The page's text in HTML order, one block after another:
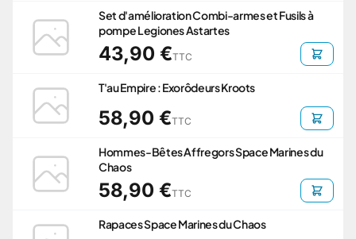
Set d'amélioration Combi-armes et Fusils à
pompe Legiones Astartes
43,90 €TTC
T'au Empire : Exorôdeurs Kroots
58,90 €TTC
Hommes-Bêtes Affregors Space Marines du
Chaos
58,90 €TTC
Rapaces Space Marines du Chaos